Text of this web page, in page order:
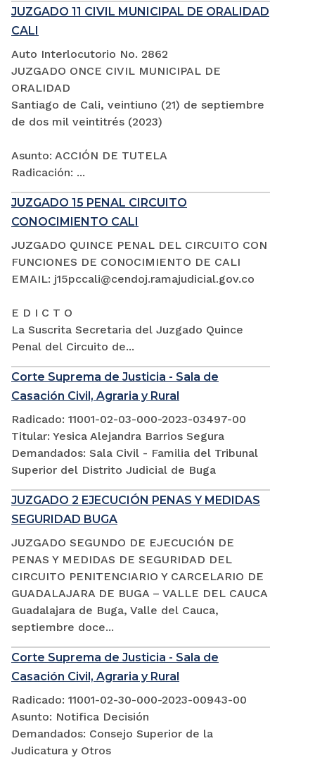
JUZGADO 11 CIVIL MUNICIPAL DE ORALIDAD
CALI
Auto Interlocutorio No. 2862
JUZGADO ONCE CIVIL MUNICIPAL DE
ORALIDAD
Santiago de Cali, veintiuno (21) de septiembre
de dos mil veintitrés (2023)
Asunto: ACCIÓN DE TUTELA
Radicación: ...
JUZGADO 15 PENAL CIRCUITO
CONOCIMIENTO CALI
JUZGADO QUINCE PENAL DEL CIRCUITO CON
FUNCIONES DE CONOCIMIENTO DE CALI
EMAIL: j15pccali@cendoj.ramajudicial.gov.co
E D I C T O
La Suscrita Secretaria del Juzgado Quince
Penal del Circuito de...
Corte Suprema de Justicia - Sala de
Casación Civil, Agraria y Rural
Radicado: 11001-02-03-000-2023-03497-00
Titular: Yesica Alejandra Barrios Segura
Demandados: Sala Civil - Familia del Tribunal
Superior del Distrito Judicial de Buga
JUZGADO 2 EJECUCIÓN PENAS Y MEDIDAS
SEGURIDAD BUGA
JUZGADO SEGUNDO DE EJECUCIÓN DE
PENAS Y MEDIDAS DE SEGURIDAD DEL
CIRCUITO PENITENCIARIO Y CARCELARIO DE
GUADALAJARA DE BUGA – VALLE DEL CAUCA
Guadalajara de Buga, Valle del Cauca,
septiembre doce...
Corte Suprema de Justicia - Sala de
Casación Civil, Agraria y Rural
Radicado: 11001-02-30-000-2023-00943-00
Asunto: Notifica Decisión
Demandados: Consejo Superior de la
Judicatura y Otros